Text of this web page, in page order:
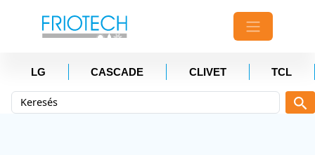
LG CASCADE CLIVET TCL